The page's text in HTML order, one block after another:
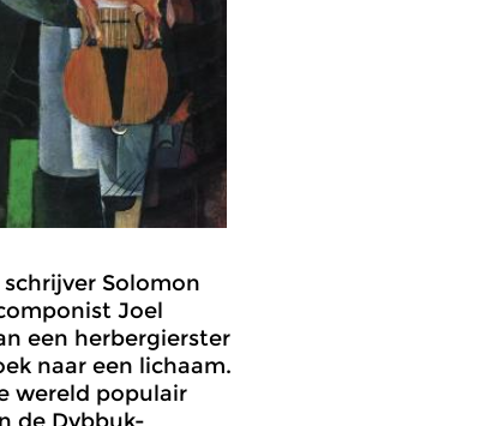
Solomon
Joel
een herbergierster
naar een lichaam.
wereld populair